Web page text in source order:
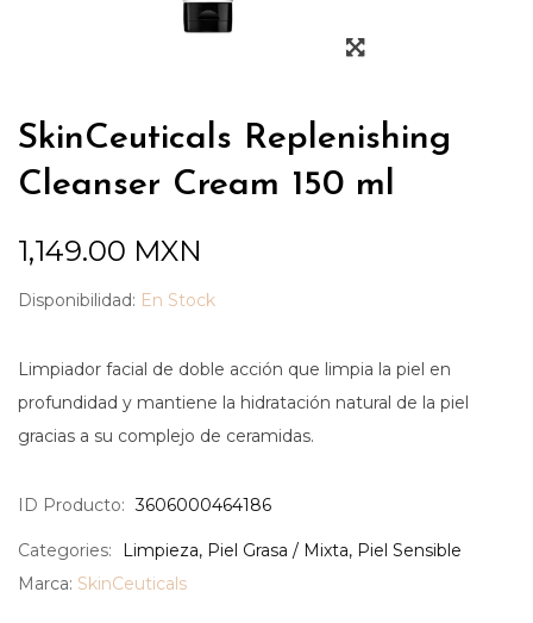
SkinCeuticals Replenishing
Cleanser Cream 150 ml
1,149.00 MXN
Disponibilidad: En Stock
Limpiador facial de doble acción que limpia la piel en
profundidad y mantiene la hidratación natural de la piel
gracias a su complejo de ceramidas.
ID Producto: 3606000464186
Categories: Limpieza, Piel Grasa / Mixta, Piel Sensible
Marca: SkinCeuticals